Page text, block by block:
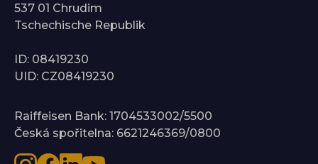
537 01 Chrudim
Tschechische Republik
ID: 08419230
UID: CZ08419230
Raiffeisen Bank: 1704533002/5500
Česká spořitelna: 6621246369/0800